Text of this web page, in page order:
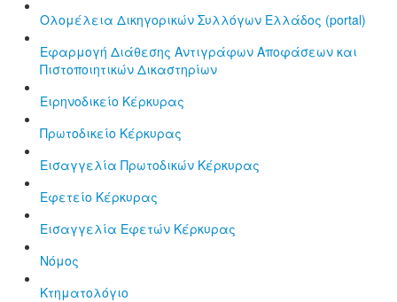
Ολομέλεια Δικηγορικών Συλλόγων Ελλάδος (portal)
Εφαρμογή Διάθεσης Αντιγράφων Αποφάσεων και
Πιστοποιητικών Δικαστηρίων
Ειρηνοδικείο Κέρκυρας
Πρωτοδικείο Κέρκυρας
Εισαγγελία Πρωτοδικών Κέρκυρας
Εφετείο Κέρκυρας
Εισαγγελία Εφετών Κέρκυρας
Νόμος
Κτηματολόγιο